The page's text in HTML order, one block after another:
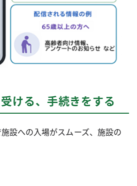
ける、手続きをする
施設への入場がスムーズ、施設の